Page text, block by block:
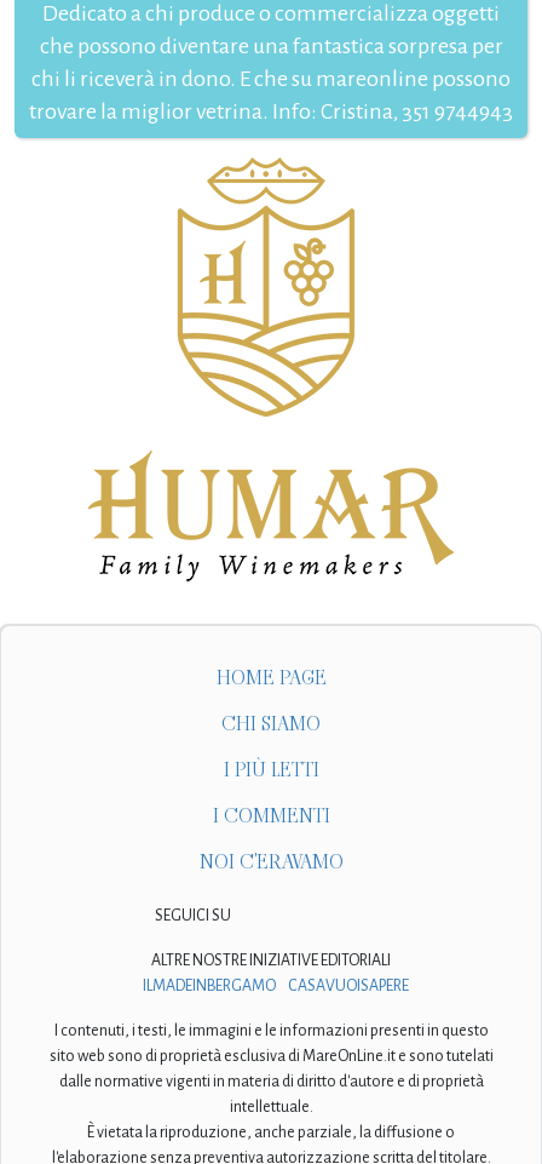
Dedicato a chi produce o commercializza oggetti
che possono diventare una fantastica sorpresa per
chi li riceverà in dono. E che su mareonline possono
trovare la miglior vetrina. Info: Cristina, 351 9744943
HOME PAGE
CHI SIAMO
I PIÙ LETTI
I COMMENTI
NOI C'ERAVAMO
SEGUICI SU
ALTRE NOSTRE INIZIATIVE EDITORIALI
ILMADEINBERGAMO
CASAVUOISAPERE
I contenuti, i testi, le immagini e le informazioni presenti in questo
sito web sono di proprietà esclusiva di MareOnLine.it e sono tutelati
dalle normative vigenti in materia di diritto d'autore e di proprietà
intellettuale.
È vietata la riproduzione, anche parziale, la diffusione o
l'elaborazione senza preventiva autorizzazione scritta del titolare.